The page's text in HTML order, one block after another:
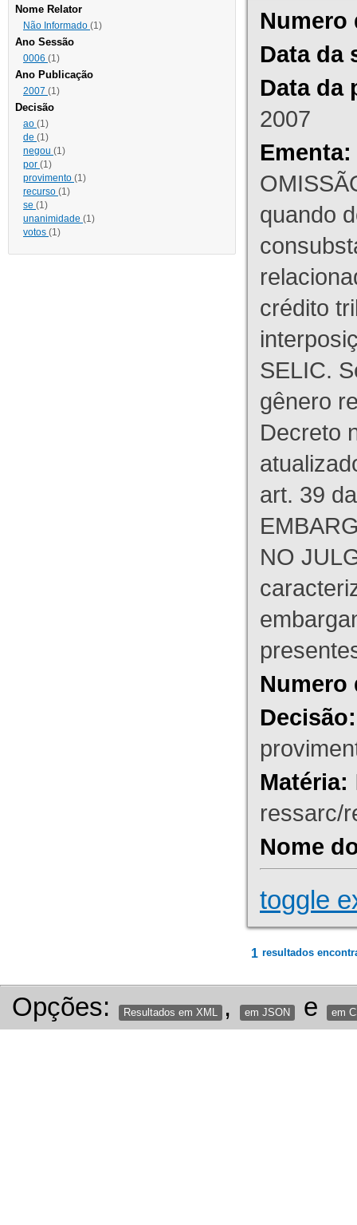
Nome Relator
Não Informado (1)
Ano Sessão
0006 (1)
Ano Publicação
2007 (1)
Decisão
ao (1)
de (1)
negou (1)
por (1)
provimento (1)
recurso (1)
se (1)
unanimidade (1)
votos (1)
Numero
Data da
Data da
2007
Ementa:
quando
crédito
SELIC.
gênero
Decreto
art. 39
NO
Numero
Decisão:
Matéria:
ressarc/
Nome
toggle
1 resultados
Opções: Resultados em XML , em JSON e em